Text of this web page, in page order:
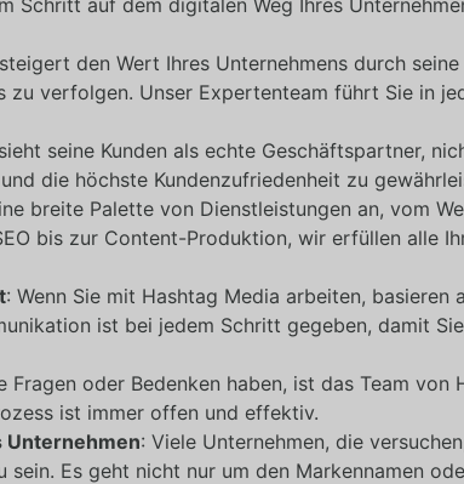
den Wert Ihres Unternehmens durch
zu verfolgen. Unser Expertenteam führt Sie in
seine Kunden als echte Geschäftspartner,
die höchste Kundenzufriedenheit zu
breite Palette von Dienstleistungen an, vom
bis zur Content-Produktion, wir erfüllen alle
: Wenn Sie mit Hashtag Media arbeiten, basieren
ist bei jedem Schritt gegeben, damit
Fragen oder Bedenken haben, ist das Team
ist immer offen und effektiv.
Unternehmen: Viele Unternehmen, die
Es geht nicht nur um den Markennamen